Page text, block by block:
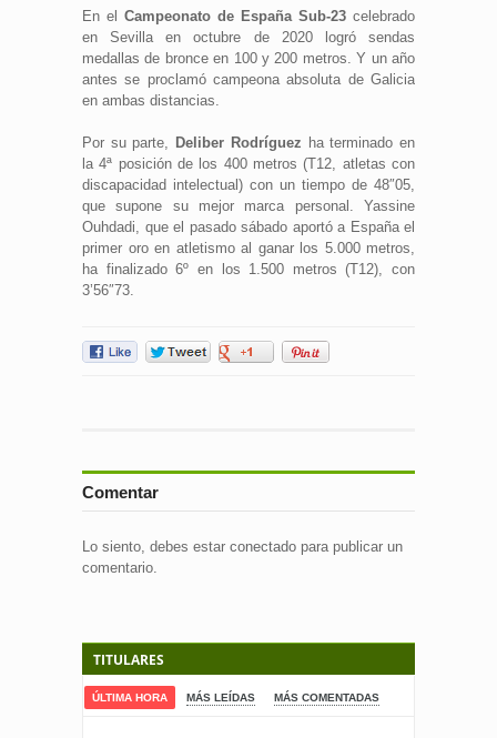
En el Campeonato de España Sub-23 celebrado
en Sevilla en octubre de 2020 logró sendas
medallas de bronce en 100 y 200 metros. Y un año
antes se proclamó campeona absoluta de Galicia
en ambas distancias.
Por su parte, Deliber Rodríguez ha terminado en
la 4ª posición de los 400 metros (T12, atletas con
discapacidad intelectual) con un tiempo de 48″05,
que supone su mejor marca personal. Yassine
Ouhdadi, que el pasado sábado aportó a España el
primer oro en atletismo al ganar los 5.000 metros,
ha finalizado 6º en los 1.500 metros (T12), con
3’56″73.
Comentar
Lo siento, debes estar conectado para publicar un
comentario.
TITULARES
ÚLTIMA HORA MÁS LEÍDAS MÁS COMENTADAS